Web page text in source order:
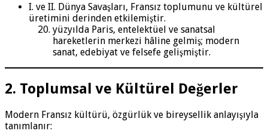
I. ve II. Dünya Savaşları, Fransız toplumunu ve kültürel
üretimini derinden etkilemiştir.
yüzyılda Paris, entelektüel ve sanatsal
hareketlerin merkezi hâline gelmiş; modern
sanat, edebiyat ve felsefe gelişmiştir.
2. Toplumsal ve Kültürel Değerler
Modern Fransız kültürü, özgürlük ve bireysellik anlayışıyla
tanımlanır: